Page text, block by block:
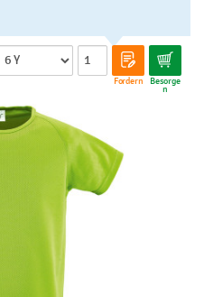
Fordern Besorge
n